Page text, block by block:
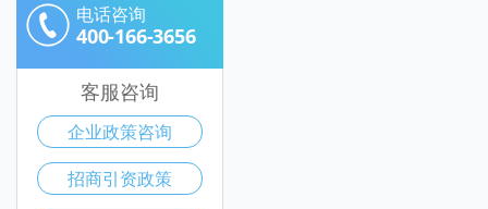
电话咨询
400-166-3656
客服咨询
企业政策咨询
招商引资政策